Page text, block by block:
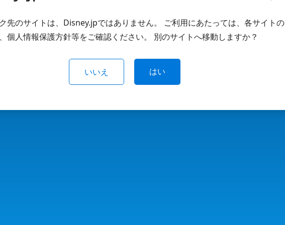
先のサイトは、Disney.jpではありません。 ご利用にあたっては、各サイトの
個人情報保護方針等をご確認ください。 別のサイトへ移動しますか？
いいえ はい